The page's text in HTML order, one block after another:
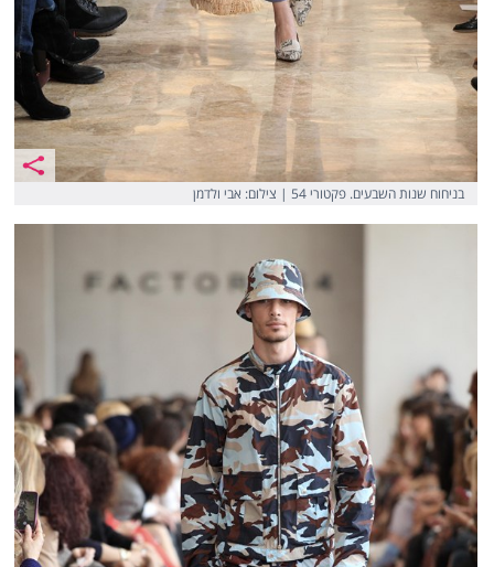
בניחוח שנות השבעים. פקטורי 54 | צילום: אבי ולדמן